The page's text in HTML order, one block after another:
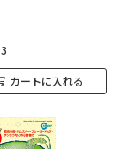
3
カートに入れる